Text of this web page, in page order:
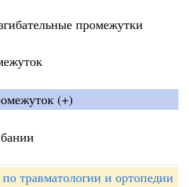
промежутки
(+)
травматологии и ортопедии